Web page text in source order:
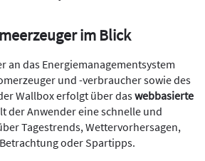
im Blick
an das Energiemanagementsystem
und -verbraucher sowie des
Wallbox erfolgt über daswebbasierte
der Anwender eine schnelle und
Tagestrends, Wettervorhersagen,
oder Spartipps.